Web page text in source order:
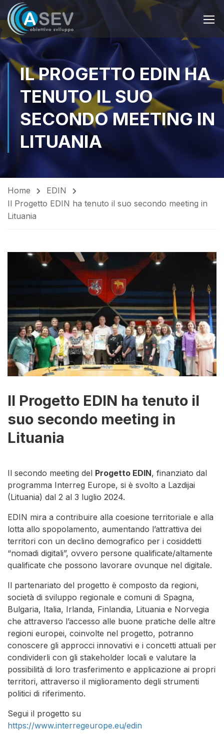
IL PROGETTO EDIN HA
TENUTO IL SUO
SECONDO MEETING IN
LITUANIA
Home
EDIN
Il Progetto EDIN ha tenuto il suo secondo meeting in
Lituania
Il Progetto EDIN ha tenuto il
suo secondo meeting in
Lituania
Il secondo meeting del Progetto EDIN, finanziato dal
programma Interreg Europe, si è svolto a Lazdijai
(Lituania) dal 2 al 3 luglio 2024.
EDIN mira a contribuire alla coesione territoriale e alla
lotta allo spopolamento, aumentando l’attrattiva dei
territori con un declino demografico per i cosiddetti
“nomadi digitali”, ovvero persone qualificate/altamente
qualificate che possono lavorare ovunque nel digitale.
Il partenariato del progetto è composto da regioni,
società di sviluppo regionale e comuni di Spagna,
Bulgaria, Italia, Irlanda, Finlandia, Lituania e Norvegia
che attraverso l’accesso alle buone pratiche delle altre
regioni europei, coinvolte nel progetto, potranno
conoscere gli approcci innovativi e i concetti attuali per
condividerli con gli stakeholder locali e valutare la
possibilità di loro trasferimento e applicazione ai propri
territori, attraverso il miglioramento degli strumenti
politici di riferimento.
Segui il progetto su
https://www.interregeurope.eu/edin